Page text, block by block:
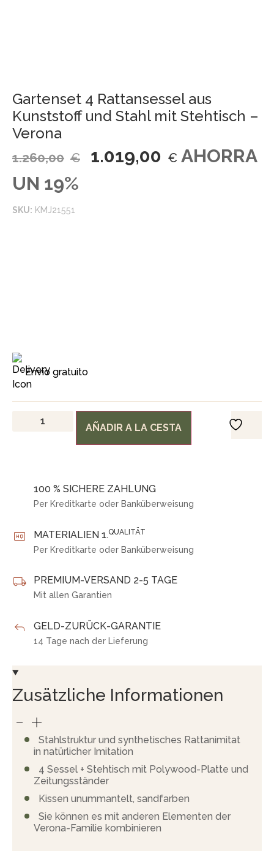
Gartenset 4 Rattansessel aus
Kunststoff und Stahl mit Stehtisch –
Verona
1.260,00 € 1.019,00 € AHORRA
UN 19%
SKU: KMJ21551
Envío gratuito
AÑADIR A LA CESTA
100 % SICHERE ZAHLUNG
Per Kreditkarte oder Banküberweisung
MATERIALIEN 1.QUALITÄT
Per Kreditkarte oder Banküberweisung
PREMIUM-VERSAND 2-5 TAGE
Mit allen Garantien
GELD-ZURÜCK-GARANTIE
14 Tage nach der Lieferung
Zusätzliche Informationen
Stahlstruktur und synthetisches Rattanimitat
in natürlicher Imitation
4 Sessel + Stehtisch mit Polywood-Platte und
Zeitungsständer
Kissen unummantelt, sandfarben
Sie können es mit anderen Elementen der
Verona-Familie kombinieren